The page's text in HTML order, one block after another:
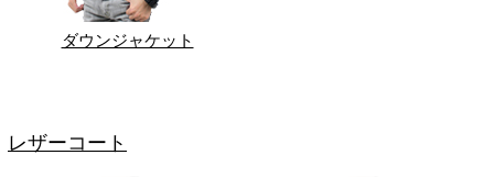
ダウンジャケット
レザーコート